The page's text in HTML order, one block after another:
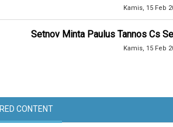
Kamis, 15 Feb
Setnov Minta Paulus Tannos Cs
Kamis, 15 Feb
CONTENT